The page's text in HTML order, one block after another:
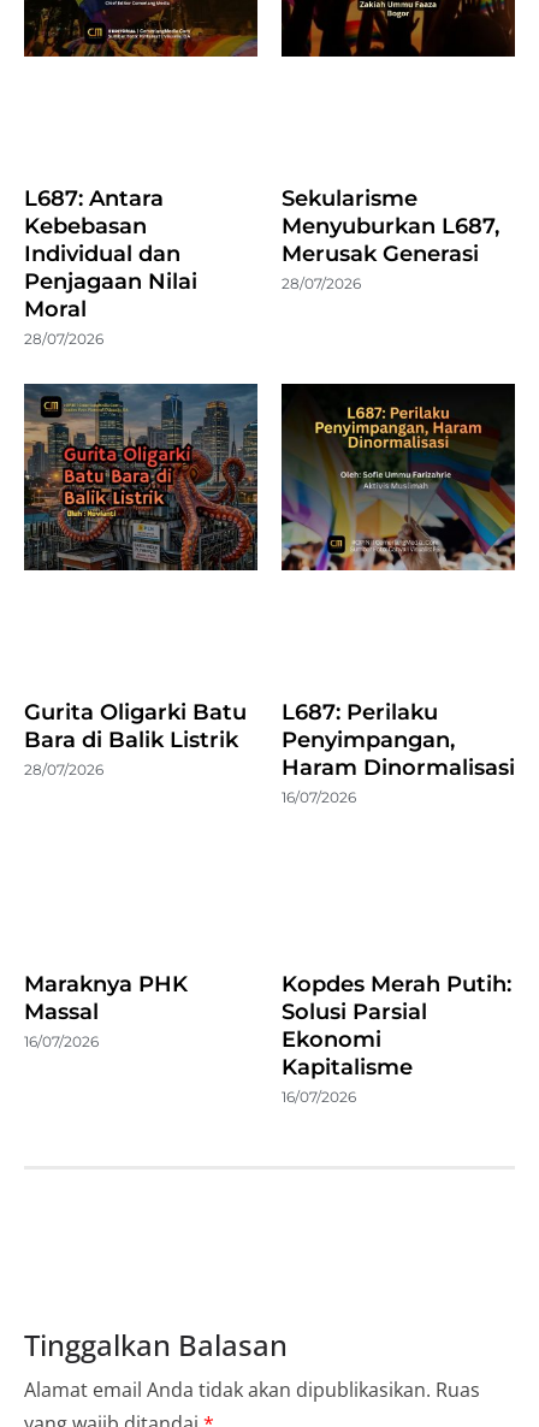
L687: Antara
Kebebasan
Individual dan
Penjagaan Nilai
Moral
28/07/2026
Sekularisme
Menyuburkan L687,
Merusak Generasi
28/07/2026
Gurita Oligarki Batu
Bara di Balik Listrik
28/07/2026
L687: Perilaku
Penyimpangan,
Haram Dinormalisasi
16/07/2026
Maraknya PHK
Massal
16/07/2026
Kopdes Merah Putih:
Solusi Parsial
Ekonomi
Kapitalisme
16/07/2026
Tinggalkan Balasan
Alamat email Anda tidak akan dipublikasikan. Ruas